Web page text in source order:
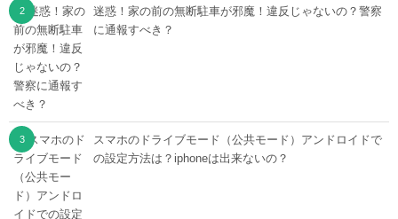
迷惑！家の前の無断駐車が邪魔！違反じゃないの？警察
に通報すべき？
スマホのドライブモード（公共モード）アンドロイドで
の設定方法は？iphoneは出来ないの？